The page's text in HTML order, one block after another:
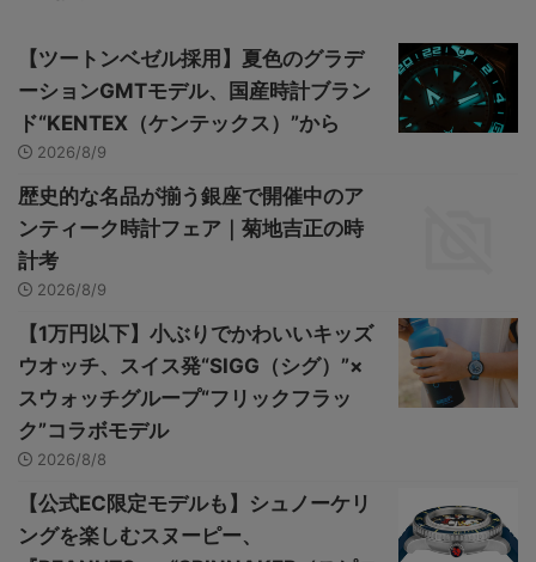
【ツートンベゼル採用】夏色のグラデ
ーションGMTモデル、国産時計ブラン
ド“KENTEX（ケンテックス）”から
2026/8/9
歴史的な名品が揃う銀座で開催中のア
ンティーク時計フェア｜菊地吉正の時
計考
2026/8/9
【1万円以下】小ぶりでかわいいキッズ
ウオッチ、スイス発“SIGG（シグ）”×
スウォッチグループ“フリックフラッ
ク”コラボモデル
2026/8/8
【公式EC限定モデルも】シュノーケリ
ングを楽しむスヌーピー、